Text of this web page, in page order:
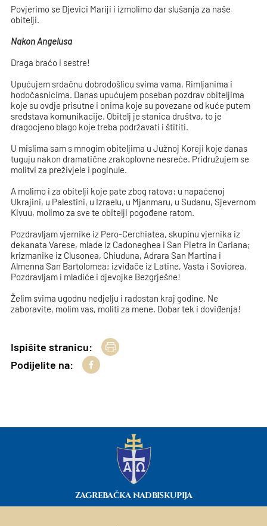
Povjerimo se Djevici Mariji i izmolimo dar slušanja za naše
obitelji.
Nakon Angelusa
Draga braćo i sestre!
Upućujem srdačnu dobrodošlicu svima vama, Rimljanima i
hodočasnicima. Danas upućujem poseban pozdrav obiteljima
koje su ovdje prisutne i onima koje su povezane od kuće putem
sredstava komunikacije. Obitelj je stanica društva, to je
dragocjeno blago koje treba podržavati i štititi.
U mislima sam s mnogim obiteljima u Južnoj Koreji koje danas
tuguju nakon dramatične zrakoplovne nesreće. Pridružujem se
molitvi za preživjele i poginule.
A molimo i za obitelji koje pate zbog ratova: u napaćenoj
Ukrajini, u Palestini, u Izraelu, u Mjanmaru, u Sudanu, Sjevernom
Kivuu, molimo za sve te obitelji pogođene ratom.
Pozdravljam vjernike iz Pero-Cerchiatea, skupinu vjernika iz
dekanata Varese, mlade iz Cadoneghea i San Pietra in Cariana;
krizmanike iz Clusonea, Chiuduna, Adrara San Martina i
Almenna San Bartolomea; izviđače iz Latine, Vasta i Soviorea.
Pozdravljam i mladiće i djevojke Bezgrješne!
Želim svima ugodnu nedjelju i radostan kraj godine. Ne
zaboravite, molim vas, moliti za mene. Dobar tek i doviđenja!
Ispišite stranicu:
Podijelite na:
ZAGREBAČKA NADBISKUPIJA